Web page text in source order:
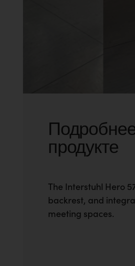
продукте
The Interstuhl Hero
backrest, and
meeting spaces.